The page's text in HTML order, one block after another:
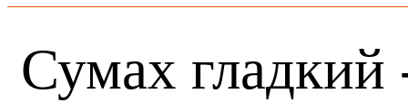
Сумах гладкий